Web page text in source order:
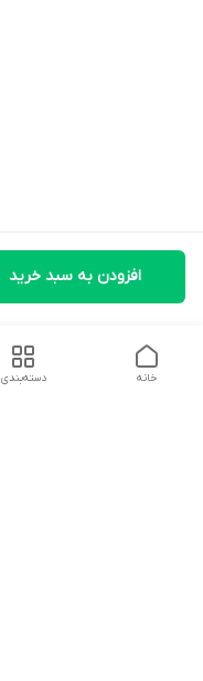
افزودن به سبد خرید
دسته‌بندی خانه